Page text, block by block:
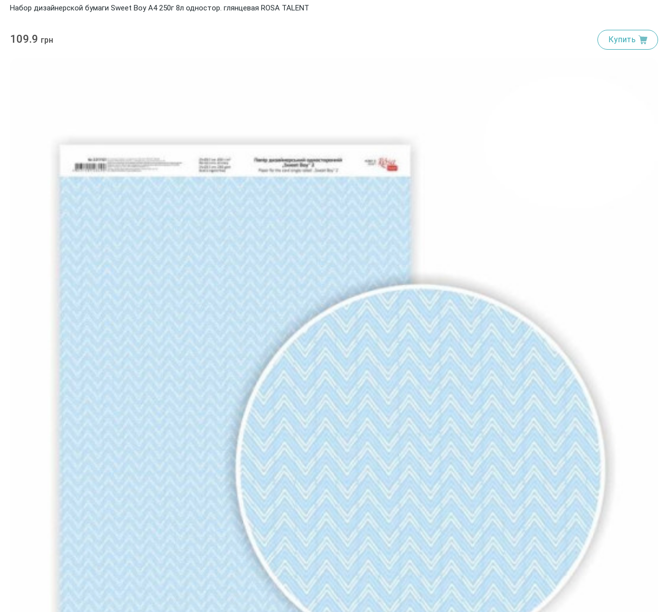
Набор дизайнерской бумаги Sweet Boy А4 250г 8л одностор. глянцевая ROSA TALENT
109.9 грн Купить